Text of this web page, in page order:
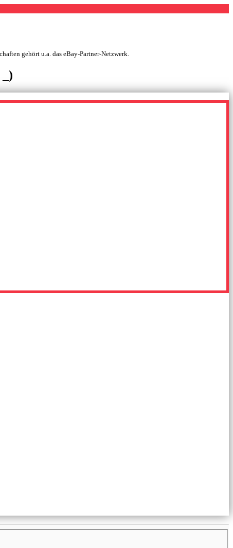
gehört u.a. das eBay-Partner-Netzwerk.